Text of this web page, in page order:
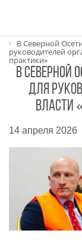
В Северной
руководителей
практики»
В Северной
для
власти
14 апреля 2026